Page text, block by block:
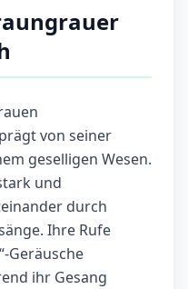
von seiner
geselligen Wesen.
und
durch
Ihre Rufe
Geräusche
ihr Gesang